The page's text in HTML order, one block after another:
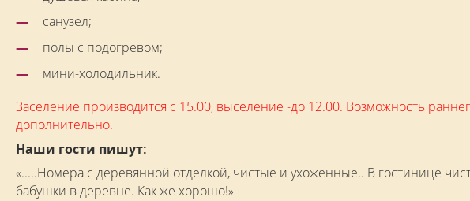
санузел;
полы с подогревом;
мини-холодильник.
Заселение производится с 15.00, выселение -до 12.00. Возможность
дополнительно.
Наши гости пишут:
«.....Номера с деревянной отделкой, чистые и ухоженные.. В гостинице
бабушки в деревне. Как же хорошо!»